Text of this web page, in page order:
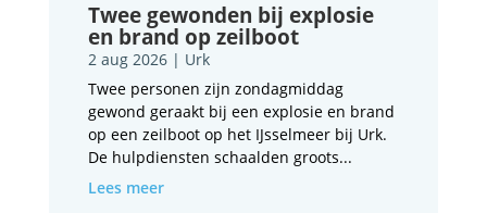
Twee gewonden bij explosie
en brand op zeilboot
2 aug 2026| Urk
Twee personen zijn zondagmiddag
gewond geraakt bij een explosie en brand
op een zeilboot op het IJsselmeer bij Urk.
De hulpdiensten schaalden groots...
Lees meer